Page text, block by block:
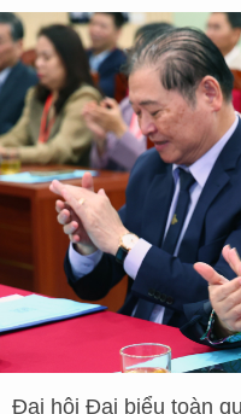
Đại hội Đại biểu toàn